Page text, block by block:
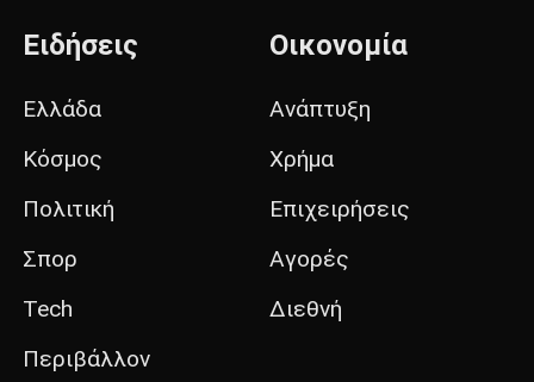
Ειδήσεις
Ελλάδα
Κόσμος
Πολιτική
Σπορ
Tech
Περιβάλλον
Οικονομία
Ανάπτυξη
Χρήμα
Επιχειρήσεις
Αγορές
Διεθνή